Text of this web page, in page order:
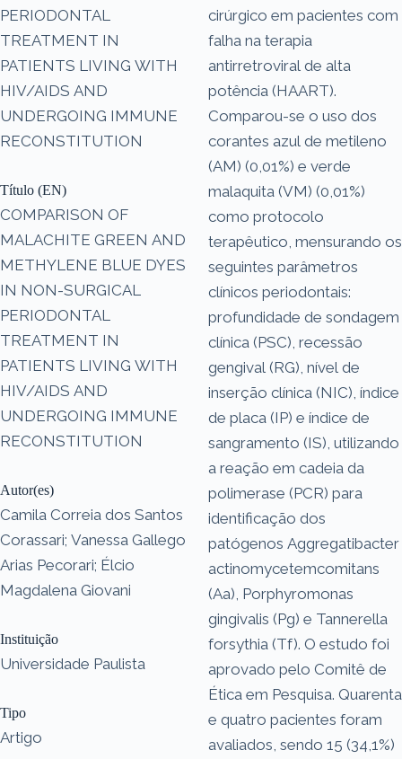
PERIODONTAL
TREATMENT IN
PATIENTS LIVING WITH
HIV/AIDS AND
UNDERGOING IMMUNE
RECONSTITUTION
Título (EN)
COMPARISON OF
MALACHITE GREEN AND
METHYLENE BLUE DYES
IN NON-SURGICAL
PERIODONTAL
TREATMENT IN
PATIENTS LIVING WITH
HIV/AIDS AND
UNDERGOING IMMUNE
RECONSTITUTION
Autor(es)
Camila Correia dos Santos
Corassari; Vanessa Gallego
Arias Pecorari; Élcio
Magdalena Giovani
Instituição
Universidade Paulista
Tipo
Artigo
cirúrgico em pacientes com
falha na terapia
antirretroviral de alta
potência (HAART).
Comparou-se o uso dos
corantes azul de metileno
(AM) (0,01%) e verde
malaquita (VM) (0,01%)
como protocolo
terapêutico, mensurando os
seguintes parâmetros
clínicos periodontais:
profundidade de sondagem
clínica (PSC), recessão
gengival (RG), nível de
inserção clínica (NIC), índice
de placa (IP) e índice de
sangramento (IS), utilizando
a reação em cadeia da
polimerase (PCR) para
identificação dos
patógenos Aggregatibacter
actinomycetemcomitans
(Aa), Porphyromonas
gingivalis (Pg) e Tannerella
forsythia (Tf). O estudo foi
aprovado pelo Comitê de
Ética em Pesquisa. Quarenta
e quatro pacientes foram
avaliados, sendo 15 (34,1%)